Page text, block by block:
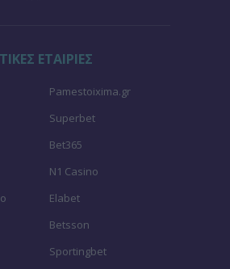
ΕΤΑΙΡΙΕΣ
Pamestoixima.gr
Superbet
Bet365
N1 Casino
Elabet
Betsson
Sportingbet